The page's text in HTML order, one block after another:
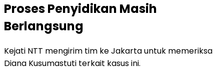
Proses Penyidikan Masih
Berlangsung
Kejati NTT mengirim tim ke Jakarta untuk memeriksa
Diana Kusumastuti terkait kasus ini.